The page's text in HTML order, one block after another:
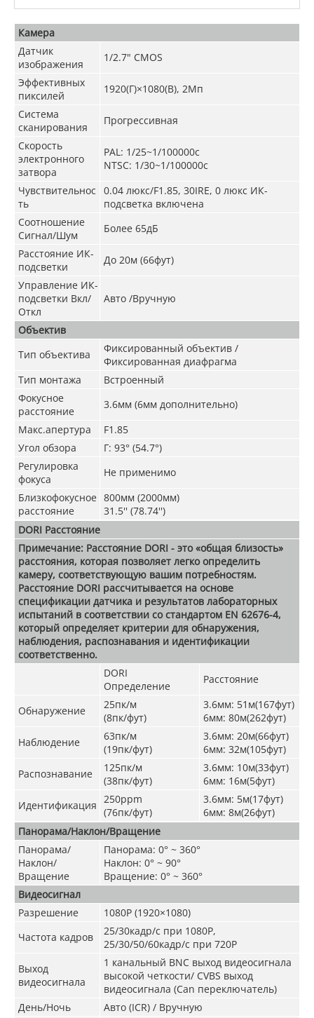
Камера
Датчик
изображения
1/2.7" CMOS
Эффективных
пиксилей
1920(Г)×1080(В), 2Мп
Система
сканирования
Прогрессивная
Скорость
электронного
затвора
PAL: 1/25~1/100000с
NTSC: 1/30~1/100000с
Чувствительнос
ть
0.04 люкс/F1.85, 30IRE, 0 люкс ИК-
подсветка включена
Соотношение
Сигнал/Шум
Более 65дБ
Расстояние ИК-
подсветки
До 20м (66фут)
Управление ИК-
подсветки Вкл/
Откл
Авто /Вручную
Объектив
Тип объектива
Фиксированный объектив /
Фиксированная диафрагма
Тип монтажа
Встроенный
Фокусное
расстояние
3.6мм (6мм дополнительно)
Макс.апертура
F1.85
Угол обзора
Г: 93° (54.7°)
Регулировка
фокуса
Не применимо
Близкофокусное
расстояние
800мм (2000мм)
31.5'' (78.74'')
DORI Расстояние
Примечание: Расстояние DORI - это «общая близость»
расстояния, которая позволяет легко определить
камеру, соответствующую вашим потребностям.
Расстояние DORI рассчитывается на основе
спецификации датчика и результатов лабораторных
испытаний в соответствии со стандартом EN 62676-4,
который определяет критерии для обнаружения,
наблюдения, распознавания и идентификации
соответственно.
DORI
Определение
Расстояние
Обнаружение
25пк/м
(8пк/фут)
3.6мм: 51м(167фут)
6мм: 80м(262фут)
Наблюдение
63пк/м
(19пк/фут)
3.6мм: 20м(66фут)
6мм: 32м(105фут)
Распознавание
125пк/м
(38пк/фут)
3.6мм: 10м(33фут)
6мм: 16м(5фут)
Идентификация 250ppm
(76пк/фут)
3.6мм: 5м(17фут)
6мм: 8м(26фут)
Панорама/Наклон/Вращение
Панорама/
Наклон/
Вращение
Панорама: 0° ~ 360°
Наклон: 0° ~ 90°
Вращение: 0° ~ 360°
Видеосигнал
Разрешение
1080P (1920×1080)
Частота кадров
25/30кадр/с при 1080P,
25/30/50/60кадр/с при 720P
Выход
видеосигнала
1 канальный BNC выход видеосигнала
высокой четкости/ CVBS выход
видеосигнала (Can переключатель)
День/Ночь
Авто (ICR) / Вручную